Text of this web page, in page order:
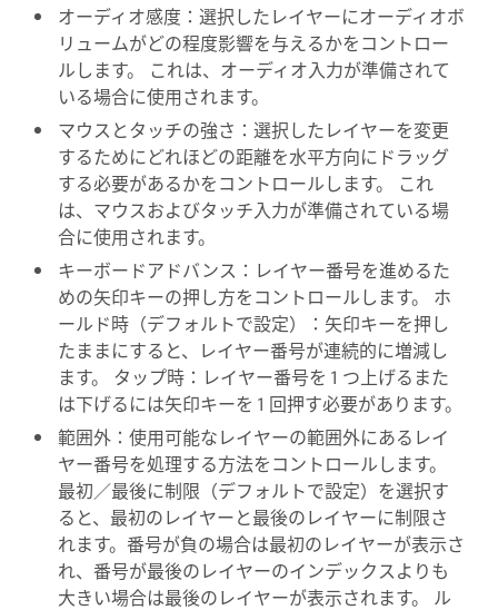
オーディオ感度：選択したレイヤーにオーディオボ
リュームがどの程度影響を与えるかをコントロー
ルします。 これは、オーディオ入力が準備されて
いる場合に使用されます。
マウスとタッチの強さ：選択したレイヤーを変更
するためにどれほどの距離を水平方向にドラッグ
する必要があるかをコントロールします。 これ
は、マウスおよびタッチ入力が準備されている場
合に使用されます。
キーボードアドバンス：レイヤー番号を進めるた
めの矢印キーの押し方をコントロールします。 ホ
ールド時（デフォルトで設定）：矢印キーを押し
たままにすると、レイヤー番号が連続的に増減し
ます。 タップ時：レイヤー番号を 1 つ上げるまた
は下げるには矢印キーを 1 回押す必要があります。
範囲外：使用可能なレイヤーの範囲外にあるレイ
ヤー番号を処理する方法をコントロールします。
最初／最後に制限（デフォルトで設定）を選択す
ると、最初のレイヤーと最後のレイヤーに制限さ
れます。番号が負の場合は最初のレイヤーが表示さ
れ、番号が最後のレイヤーのインデックスよりも
大きい場合は最後のレイヤーが表示されます。 ル